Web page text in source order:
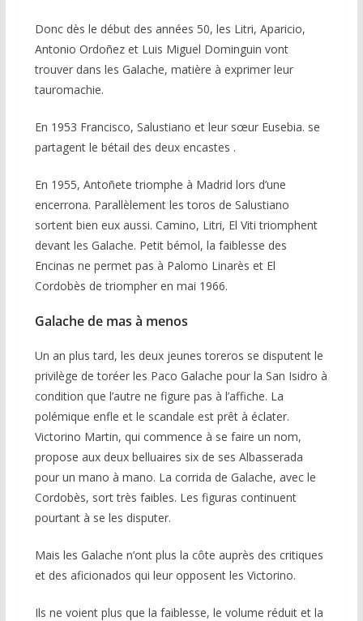
Donc dès le début des années 50, les Litri, Aparicio,
Antonio Ordoñez et Luis Miguel Dominguin vont
trouver dans les Galache, matière à exprimer leur
tauromachie.
En 1953 Francisco, Salustiano et leur sœur Eusebia. se
partagent le bétail des deux encastes .
En 1955, Antoñete triomphe à Madrid lors d’une
encerrona. Parallèlement les toros de Salustiano
sortent bien eux aussi. Camino, Litri, El Viti triomphent
devant les Galache. Petit bémol, la faiblesse des
Encinas ne permet pas à Palomo Linarès et El
Cordobès de triompher en mai 1966.
Galachede mas à menos
Un an plus tard, les deux jeunes toreros se disputent le
privilège de toréer les Paco Galache pour la San Isidro à
condition que l’autre ne figure pas à l’affiche. La
polémique enfle et le scandale est prêt à éclater.
Victorino Martin, qui commence à se faire un nom,
propose aux deux belluaires six de ses Albasserada
pour un mano à mano. La corrida de Galache, avec le
Cordobès, sort très faibles. Les figuras continuent
pourtant à se les disputer.
Mais les Galache n’ont plus la côte auprès des critiques
et des aficionados qui leur opposent les Victorino.
Ils ne voient plus que la faiblesse, le volume réduit et la